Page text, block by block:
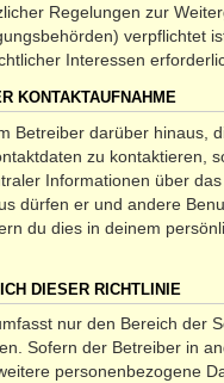
Regelungen zur
verpflichtet
Interessen
KONTAKTAUFNAHME
Betreiber darüber hinaus,
zu kontaktieren,
Informationen über
dürfen er und andere
du dies in deinem
DIESER RICHTLINIE
nur den Bereich der
Sofern der Betreiber in
personenbezogene